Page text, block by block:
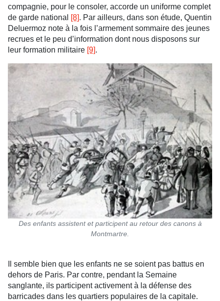
compagnie, pour le consoler, accorde un uniforme complet
de garde national
[8]. Par ailleurs, dans son étude, Quentin
Deluermoz note à la fois l’armement sommaire des jeunes
recrues et le peu d’information dont nous disposons sur
leur formation militaire [9].
Des enfants assistent et participent au retour des canons à
Montmartre.
Il semble bien que les enfants ne se soient pas battus en
dehors de Paris. Par contre, pendant la Semaine
sanglante, ils participent activement à la défense des
barricades dans les quartiers populaires de la capitale.